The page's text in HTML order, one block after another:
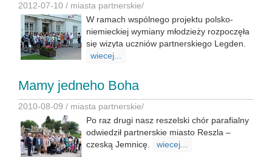
2012-07-10 / miasta partnerskie/
W ramach wspólnego projektu polsko-
niemieckiej wymiany młodzieży rozpoczęła
się wizyta uczniów partnerskiego Legden.
wiecej...
Mamy jedneho Boha
2010-08-09 / miasta partnerskie/
Po raz drugi nasz reszelski chór parafialny
odwiedził partnerskie miasto Reszla –
czeską Jemnicę.
wiecej...